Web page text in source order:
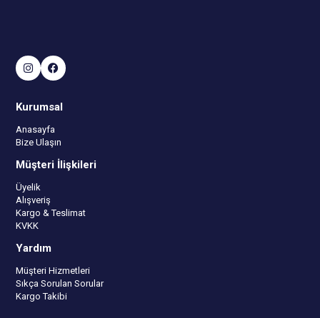
Kurumsal
Anasayfa
Bize Ulaşın
Müşteri İlişkileri
Üyelik
Alışveriş
Kargo & Teslimat
KVKK
Yardım
Müşteri Hizmetleri
Sıkça Sorulan Sorular
Kargo Takibi